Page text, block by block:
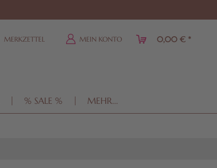
MERKZETTEL MEIN KONTO 0,00 € *
% SALE % MEHR...